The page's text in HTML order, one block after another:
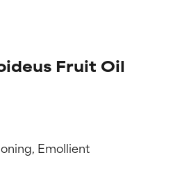
Fruit Oil
Emollient